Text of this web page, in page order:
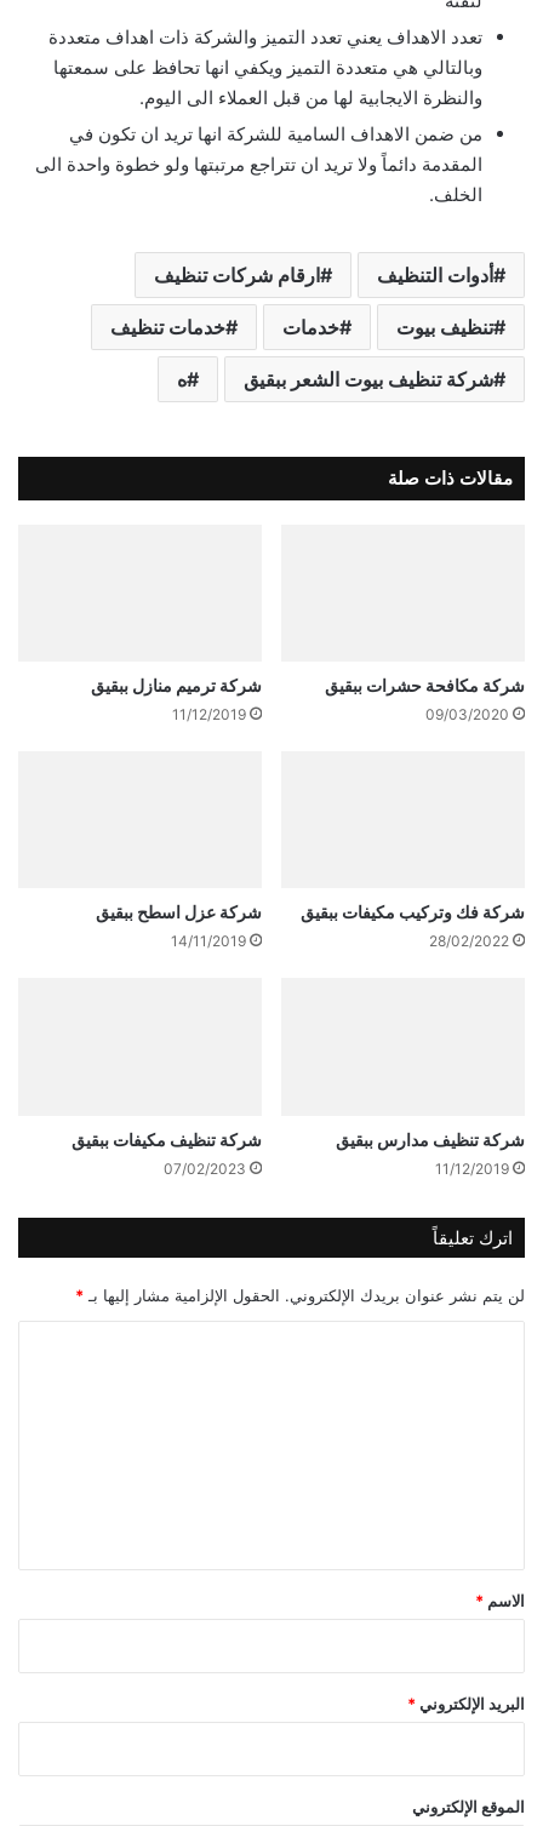
تعدد الاهداف يعني تعدد التميز والشركة ذات اهداف متعددة
وبالتالي هي متعددة التميز ويكفي انها تحافظ على سمعتها
والنظرة الايجابية لها من قبل العملاء الى اليوم.
من ضمن الاهداف السامية للشركة انها تريد ان تكون في
المقدمة دائماً ولا تريد ان تتراجع مرتبتها ولو خطوة واحدة الى
الخلف.
أدوات التنظيف ارقام شركات تنظيف
تنظيف بيوت خدمات خدمات تنظيف
شركة تنظيف بيوت الشعر ببقيق ه
مقالات ذات صلة
شركة مكافحة حشرات ببقيق
09/03/2020
شركة ترميم منازل ببقيق
11/12/2019
شركة فك وتركيب مكيفات ببقيق
28/02/2022
شركة عزل اسطح ببقيق
14/11/2019
شركة تنظيف مدارس ببقيق
11/12/2019
شركة تنظيف مكيفات ببقيق
07/02/2023
اترك تعليقاً
لن يتم نشر عنوان بريدك الإلكتروني. الحقول الإلزامية مشار إليها بـ *
*
الاسم *
البريد الإلكتروني *
الموقع الإلكتروني